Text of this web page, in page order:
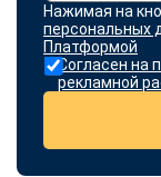
Нажимая на
персональных
Платформой
Согласен на
рекламной